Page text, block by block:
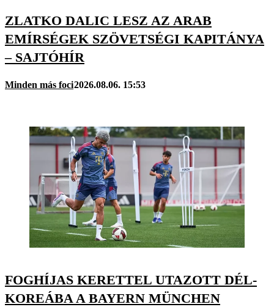
ZLATKO DALIC LESZ AZ ARAB
EMÍRSÉGEK SZÖVETSÉGI KAPITÁNYA
– SAJTÓHÍR
Minden más foci2026.08.06. 15:53
FOGHÍJAS KERETTEL UTAZOTT DÉL-
KOREÁBA A BAYERN MÜNCHEN